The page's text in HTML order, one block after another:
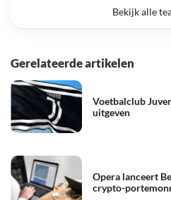
Bekijk alle
Gerelateerde artikelen
Voetbalclub
uitgeven
Opera lanceert
crypto-